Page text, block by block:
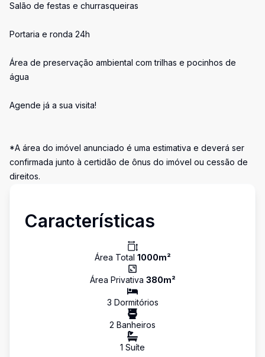
Salão de festas e churrasqueiras
Portaria e ronda 24h
Área de preservação ambiental com trilhas e pocinhos de
água
Agende já a sua visita!
*A área do imóvel anunciado é uma estimativa e deverá ser
confirmada junto à certidão de ônus do imóvel ou cessão de
direitos.
Características
Área Total 1000m²
Área Privativa 380m²
3 Dormitórios
2 Banheiros
1 Suíte